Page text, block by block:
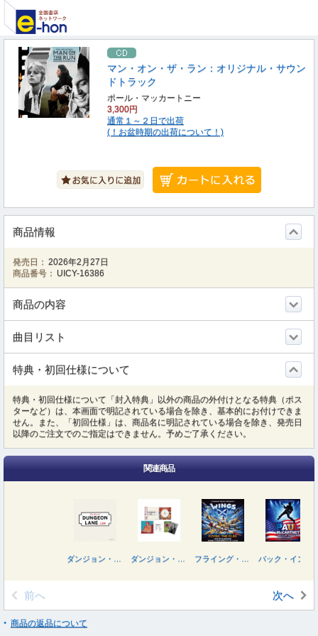
マン・オン・ザ・ラン：オリジナル・サウン
ドトラック
ポール・マッカートニー
3,300円
通常１～２日で出荷
(！お盆時期の出荷について！)
商品情報
発売日： 2026年2月27日
商品番号： UICY-16386
商品の内容
曲目リスト
特典・初回仕様について
特典・初回仕様について「封入特典」以外の商品の外付けとなる特典（ポス
ターなど）は、本画面で明記されている場合を除き、基本的にお付けできま
せん。また、「初回仕様」は、商品名に明記されている場合を除き、発売日
以降のご注文でのご指定はできません。予めご了承ください。
関連商品
前へ 次へ
商品の返品について